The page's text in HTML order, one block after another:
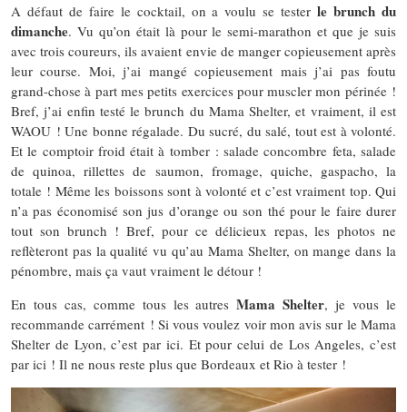
A défaut de faire le cocktail, on a voulu se testerle brunch du
dimanche. Vu qu’on était là pour le semi-marathon et que je suis
avec trois coureurs, ils avaient envie de manger copieusement après
leur course. Moi, j’ai mangé copieusement mais j’ai pas foutu
grand-chose à part mes petits exercices pour muscler mon périnée !
Bref, j’ai enfin testé le brunch du Mama Shelter, et vraiment, il est
WAOU ! Une bonne régalade. Du sucré, du salé, tout est à volonté.
Et le comptoir froid était à tomber : salade concombre feta, salade
de quinoa, rillettes de saumon, fromage, quiche, gaspacho, la
totale ! Même les boissons sont à volonté et c’est vraiment top. Qui
n’a pas économisé son jus d’orange ou son thé pour le faire durer
tout son brunch ! Bref, pour ce délicieux repas, les photos ne
reflèteront pas la qualité vu qu’au Mama Shelter, on mange dans la
pénombre, mais ça vaut vraiment le détour !
En tous cas, comme tous les autresMama Shelter, je vous le
recommande carrément ! Si vous voulez voir mon avis sur le Mama
Shelter de Lyon, c’est par ici. Et pour celui de Los Angeles, c’est
par ici ! Il ne nous reste plus que Bordeaux et Rio à tester !